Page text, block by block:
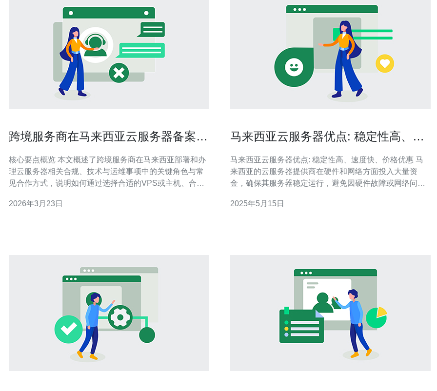
跨境服务商在马来西亚云服务器备案中
核心要点概览 本文概述了跨境服务商在马来西亚部署和办
理云服务器相关合规、技术与运维事项中的关键角色与常
见合作方式，说明如何通过选择合适的VPS或主机、合理
续性与访问性能。针对不同企业需求，跨境服务商可提供
2026年3月23日
马来西亚云服务器优点: 稳定性高、速
马来西亚云服务器优点: 稳定性高、速度快、价格优惠 马
来西亚的云服务器提供商在硬件和网络方面投入大量资
金，确保其服务器稳定运行，避免因硬件故障或网络问题
序托管在这些服务器上，不用担心因为服务器不稳定而影
2025年5月15日